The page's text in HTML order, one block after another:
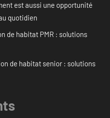
est aussi une opportunité
quotidien
de habitat PMR : solutions
de habitat senior : solutions